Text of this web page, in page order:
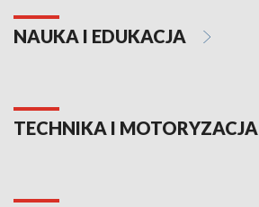
NAUKA I EDUKACJA
TECHNIKA I MOTORYZACJA